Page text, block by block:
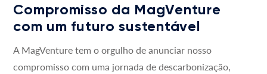
Compromisso da MagVenture
com um futuro sustentável
A MagVenture tem o orgulho de anunciar nosso
compromisso com uma jornada de descarbonização,